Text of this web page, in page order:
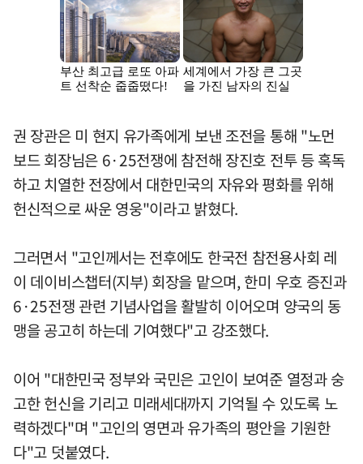
권 장관은 미 현지 유가족에게 보낸 조전을 통해 "노먼
보드 회장님은 6·25전쟁에 참전해 장진호 전투 등 혹독
하고 치열한 전장에서 대한민국의 자유와 평화를 위해
헌신적으로 싸운 영웅"이라고 밝혔다.
그러면서 "고인께서는 전후에도 한국전 참전용사회 레
이 데이비스챕터(지부) 회장을 맡으며, 한미 우호 증진과
6·25전쟁 관련 기념사업을 활발히 이어오며 양국의 동
맹을 공고히 하는데 기여했다"고 강조했다.
이어 "대한민국 정부와 국민은 고인이 보여준 열정과 숭
고한 헌신을 기리고 미래세대까지 기억될 수 있도록 노
력하겠다"며 "고인의 영면과 유가족의 평안을 기원한
다"고 덧붙였다.